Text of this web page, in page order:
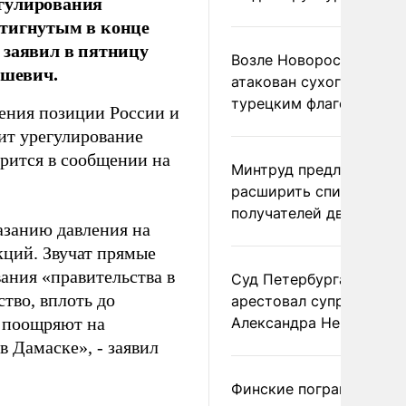
в конце
в пятницу
позиции России и
урегулирование
в сообщении на
давления на
Звучат прямые
«правительства в
вплоть до
поощряют на
Дамаске», - заявил
Возле Новороссийска
атакован сухогруз под
турецким флагом
Минтруд предложил
расширить список
получателей двух
Суд Петербурга заочно
арестовал супругу
Александра Невзорова
Финские пограничники